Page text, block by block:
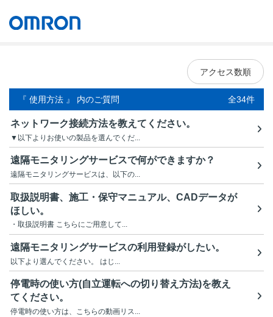
アクセス数順
『 使用方法 』 内のご質問 全34件
ネットワーク接続方法を教えてください。
▼以下よりお使いの製品を選んでくだ...
遠隔モニタリングサービスで何ができますか？
遠隔モニタリングサービスは、以下の...
取扱説明書、施工・保守マニュアル、CADデータが
ほしい。
・取扱説明書 こちらにご用意して...
遠隔モニタリングサービスの利用登録がしたい。
以下より選んでください。 はじ...
停電時の使い方(自立運転への切り替え方法)を教え
てください。
停電時の使い方は、こちらの動画リス...